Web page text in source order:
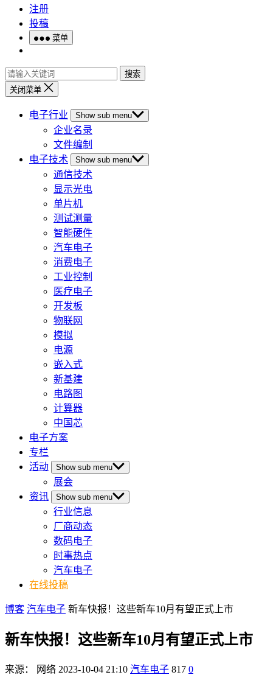
注册
投稿
菜单
搜索
关闭菜单
电子行业 Show sub menu
企业名录
文件编制
电子技术
Show sub menu
通信技术
显示光电
单片机
测试测量
智能硬件
汽车电子
消费电子
工业控制
医疗电子
开发板
物联网
模拟
电源
嵌入式
新基建
电路图
计算器
中国芯
电子方案
专栏
活动
Show sub menu
展会
资讯
Show sub menu
行业信息
厂商动态
数码电子
时事热点
汽车电子
在线投稿
博客 汽车电子 新车快报！这些新车10月有望正式上市
新车快报！这些新车10月有望正式上市
来源： 网络 2023-10-04 21:10 汽车电子 817 0